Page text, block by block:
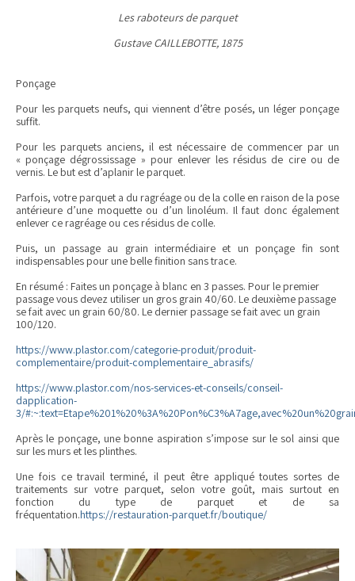
Les raboteurs de parquet
Gustave CAILLEBOTTE, 1875
Ponçage
Pour les parquets neufs, qui viennent d’être posés, un léger ponçage
suffit.
Pour les parquets anciens, il est nécessaire de commencer par un
« ponçage dégrossissage » pour enlever les résidus de cire ou de
vernis. Le but est d’aplanir le parquet.
Parfois, votre parquet a du ragréage ou de la colle en raison de la pose
antérieure d’une moquette ou d’un linoléum. Il faut donc également
enlever ce ragréage ou ces résidus de colle.
Puis, un passage au grain intermédiaire et un ponçage fin sont
indispensables pour une belle finition sans trace.
En résumé : Faites un ponçage à blanc en 3 passes. Pour le premier
passage vous devez utiliser un gros grain 40/60. Le deuxième passage
se fait avec un grain 60/80. Le dernier passage se fait avec un grain
100/120.
https://www.plastor.com/categorie-produit/produit-
complementaire/produit-complementaire_abrasifs/
https://www.plastor.com/nos-services-et-conseils/conseil-
dapplication-
3/
Après le ponçage, une bonne aspiration s’impose sur le sol ainsi que
sur les murs et les plinthes.
Une fois ce travail terminé, il peut être appliqué toutes sortes de
traitements sur votre parquet, selon votre goût, mais surtout en
fonction du type de parquet et de sa
fréquentation.https://restauration-parquet.fr/boutique/